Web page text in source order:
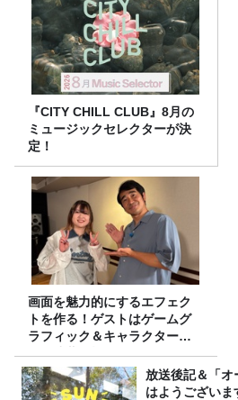
『CITY CHILL CLUB』8月の
ミュージックセレクターが決
定！
画面を魅力的にするエフェク
トを作る！ゲストはゲームグ
ラフィック＆キャラクター専
攻の遠藤里桜さん！
放送後記＆「オ
はようございま